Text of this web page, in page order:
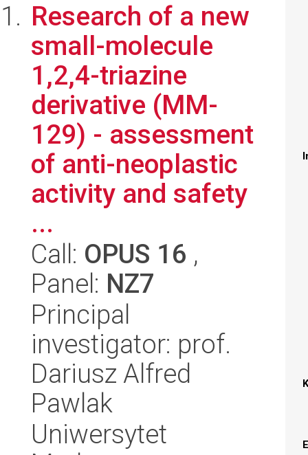
Research of a new
small-molecule
1,2,4-triazine
derivative (MM-
129) - assessment
of anti-neoplastic
activity and safety
...
Call: OPUS 16 ,
Panel: NZ7
Principal
investigator: prof.
Dariusz Alfred
Pawlak
Uniwersytet